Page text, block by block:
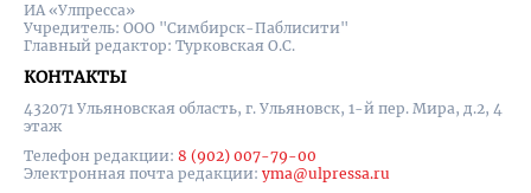
ИА «Улпресса»
Учредитель: ООО "Симбирск-Паблисити"
Главный редактор: Турковская О.С.
КОНТАКТЫ
432071 Ульяновская область, г. Ульяновск, 1-й пер. Мира, д.2, 4
этаж
Телефон редакции: 8 (902) 007-79-00
Электронная почта редакции: yma@ulpressa.ru